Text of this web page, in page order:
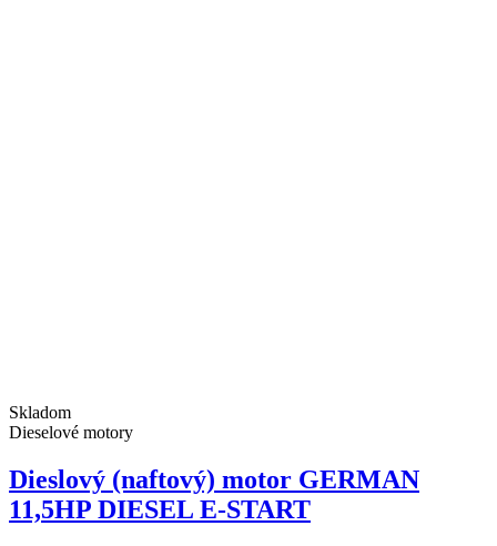
Skladom
Dieselové motory
Dieslový (naftový) motor GERMAN
11,5HP DIESEL E-START